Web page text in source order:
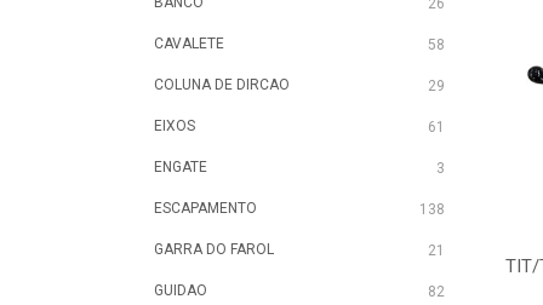
26
CAVALETE 58
COLUNA DE DIRCAO 29
EIXOS 61
ENGATE 3
ESCAPAMENTO 138
GARRA DO FAROL 21
GUIDAO 82
TIT/